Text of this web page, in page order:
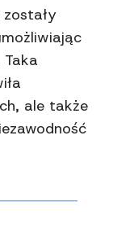
ale także